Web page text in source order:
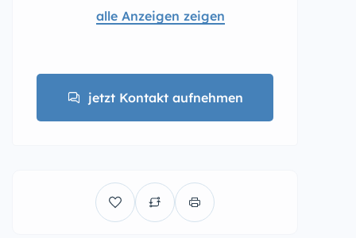
alle Anzeigen zeigen
jetzt Kontakt aufnehmen